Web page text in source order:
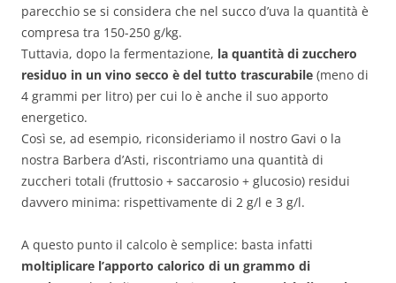
parecchio se si considera che nel succo d’uva la quantità è
compresa tra 150-250 g/kg.
Tuttavia, dopo la fermentazione, la quantità di zucchero
residuo in un vino secco è del tutto trascurabile (meno di
4 grammi per litro) per cui lo è anche il suo apporto
energetico.
Così se, ad esempio, riconsideriamo il nostro Gavi o la
nostra Barbera d’Asti, riscontriamo una quantità di
zuccheri totali (fruttosio + saccarosio + glucosio) residui
davvero minima: rispettivamente di 2 g/l e 3 g/l.
A questo punto il calcolo è semplice: basta infatti
moltiplicare l’apporto calorico di un grammo di